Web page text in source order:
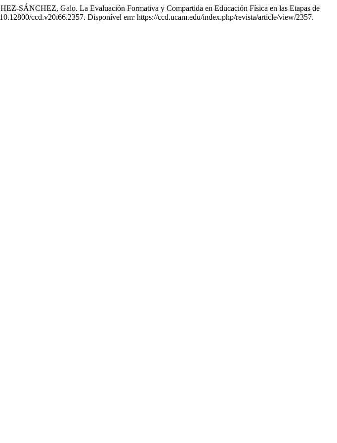
Galo. La Evaluación Formativa y Compartida en Educación Física en las Etapas de
ccd.v20i66.2357. Disponível em: https://ccd.ucam.edu/index.php/revista/article/view/2357.